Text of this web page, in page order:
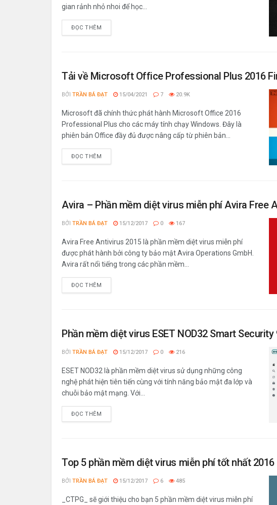
gian rảnh nhỏ nhoi để học...
ĐỌC THÊM
Tải về Microsoft Office Professional Plus 2016
BỞI TRẦN BÁ ĐẠT 15/04/2021 7 20.9K
Microsoft đã chính thức phát hành Microsoft Office 2016
Professional Plus cho các máy tính chạy Windows. Đây là
phiên bản Office đầy đủ được nâng cấp từ phiên bản...
ĐỌC THÊM
Avira – Phần mềm diệt virus miễn phí Avira Free
BỞI TRẦN BÁ ĐẠT 15/12/2017 0 167
Avira Free Antivirus 2015 là phần mềm diệt virus miễn phí
được phát hành bởi công ty bảo mật Avira Operations GmbH.
Avira rất nổi tiếng trong các phần mềm...
ĐỌC THÊM
Phần mềm diệt virus ESET NOD32 Smart Security
BỞI TRẦN BÁ ĐẠT 15/12/2017 0 216
ESET NOD32 là phần mềm diệt virus sử dụng những công
nghệ phát hiện tiên tiến cùng với tính năng bảo mật đa lớp và
chuỗi bảo mật mạng. Với...
ĐỌC THÊM
Top 5 phần mềm diệt virus miễn phí tốt nhất 2016
BỞI TRẦN BÁ ĐẠT 15/12/2017 6 485
_CTPG_ sẽ giới thiệu cho bạn 5 phần mềm diệt virus miễn phí